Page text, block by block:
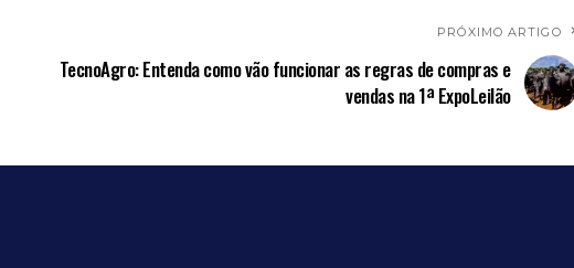
PRÓXIMO ARTIGO
TecnoAgro: Entenda como vão funcionar as regras de compras e
vendas na 1ª ExpoLeilão